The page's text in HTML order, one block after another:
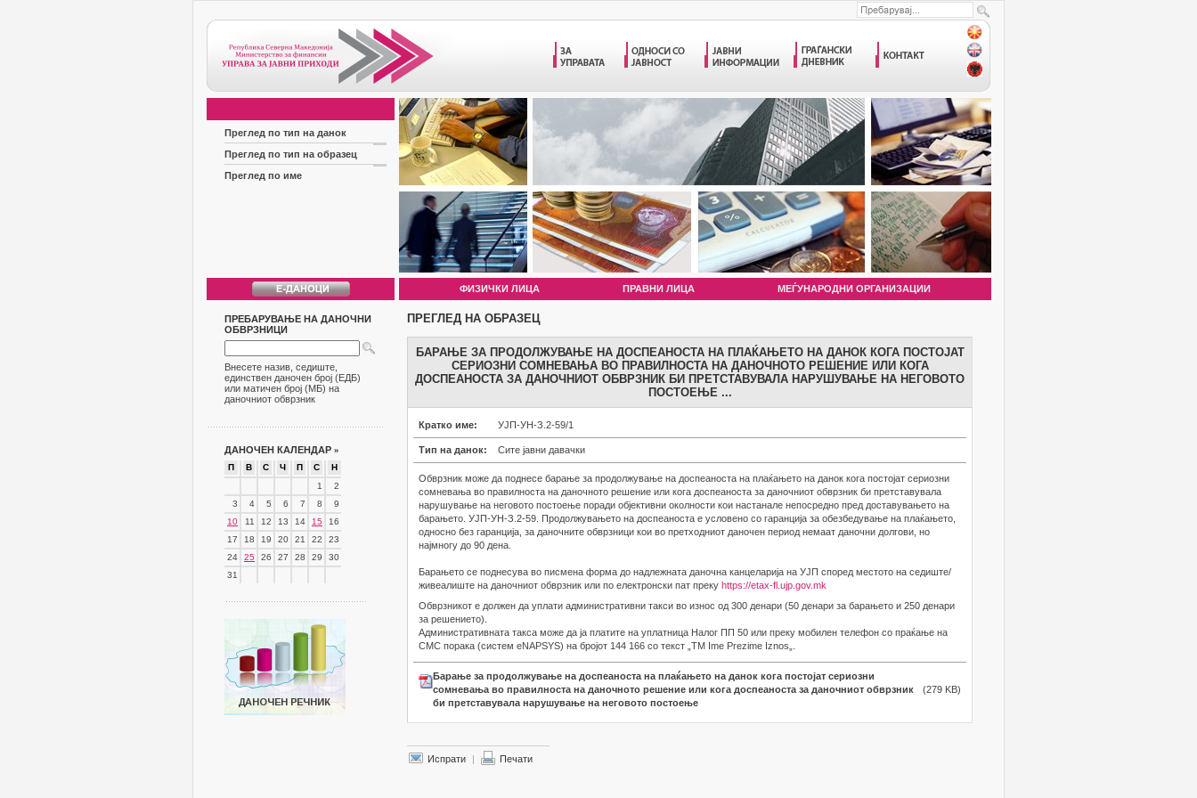
Преглед по тип на данок
Преглед по тип на образец
Преглед по име
ФИЗИЧКИ ЛИЦА ПРАВНИ ЛИЦА МЕЃУНАРОДНИ ОРГАНИЗАЦИИ
ПРЕБАРУВАЊЕ НА ДАНОЧНИ
ОБВРЗНИЦИ
Внесете назив, седиште,
единствен даночен број (ЕДБ)
или матичен број (МБ) на
даночниот обврзник
ДАНОЧЕН КАЛЕНДАР »
П В С Ч П С
Н
1
2
3
4 5 6 7 8
9
10
11 12 13 14 15
16
17
18 19 20 21 22
23
24
25 26 27 28 29
30
31
ПРЕГЛЕД НА ОБРАЗЕЦ
БАРАЊЕ ЗА ПРОДОЛЖУВАЊЕ НА ДОСПЕАНОСТА НА ПЛАЌАЊЕТО НА ДАНОК КОГА ПОСТОЈАТ
СЕРИОЗНИ СОМНЕВАЊА ВО ПРАВИЛНОСТА НА ДАНОЧНОТО РЕШЕНИЕ ИЛИ КОГА
ДОСПЕАНОСТА ЗА ДАНОЧНИОТ ОБВРЗНИК БИ ПРЕТСТАВУВАЛА НАРУШУВАЊЕ НА НЕГОВОТО
ПОСТОЕЊЕ ...
Кратко име: УЈП-УН-З.2-59/1
Тип на данок: Сите јавни давачки
Обврзник може да поднесе барање за продолжување на доспеаноста на плаќањето на данок кога постојат сериозни
сомневања во правилноста на даночното решение или кога доспеаноста за даночниот обврзник би претставувала
нарушување на неговото постоење поради објективни околности кои настанале непосредно пред доставувањето на
барањето. УЈП-УН-З.2-59. Продолжувањето на доспеаноста е условено со гаранција за обезбедување на плаќањето,
односно без гаранција, за даночните обврзници кои во претходниот даночен период немаат даночни долгови, но
најмногу до 90 дена.
Барањето се поднесува во писмена форма до надлежната даночна канцеларија на УЈП според местото на седиште/
живеалиште на даночниот обврзник или по електронски пат преку https://etax-fl.ujp.gov.mk
Обврзникот е должен да уплати административни такси во износ од 300 денари (50 денари за барањето и 250 денари
за решението).
Административната такса може да ја платите на уплатница Налог ПП 50 или преку мобилен телефон со праќање на
СМС порака (систем eNAPSYS) на бројот 144 166 со текст „TM Ime Prezime Iznos„.
Барање за продолжување на доспеаноста на плаќањето на данок кога постојат сериозни
сомневања во правилноста на даночното решение или кога доспеаноста за даночниот обврзник
би претставувала нарушување на неговото постоење
(279 KB)
Испрати | Печати